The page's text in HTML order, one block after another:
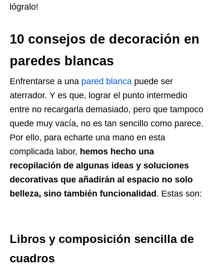
lógralo!
10 consejos de decoración en
paredes blancas
Enfrentarse a una pared blanca puede ser
aterrador. Y es que, lograr el punto intermedio
entre no recargarla demasiado, pero que tampoco
quede muy vacía, no es tan sencillo como parece.
Por ello, para echarte una mano en esta
complicada labor, hemos hecho una
recopilación de algunas ideas y soluciones
decorativas que añadirán al espacio no solo
belleza, sino también funcionalidad . Estas son:
Libros y composición sencilla de
cuadros